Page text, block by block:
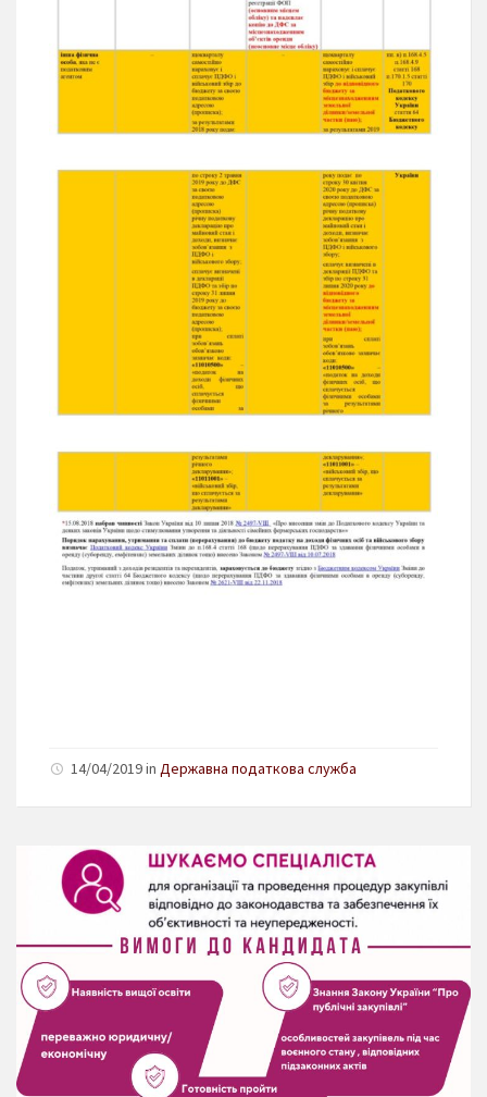
14/04/2019 in Державна податкова служба